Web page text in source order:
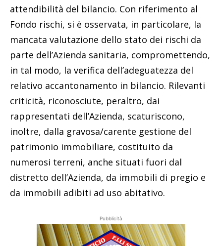
attendibilità del bilancio. Con riferimento al
Fondo rischi, si è osservata, in particolare, la
mancata valutazione dello stato dei rischi da
parte dell’Azienda sanitaria, compromettendo,
in tal modo, la verifica dell’adeguatezza del
relativo accantonamento in bilancio. Rilevanti
criticità, riconosciute, peraltro, dai
rappresentati dell’Azienda, scaturiscono,
inoltre, dalla gravosa/carente gestione del
patrimonio immobiliare, costituito da
numerosi terreni, anche situati fuori dal
distretto dell’Azienda, da immobili di pregio e
da immobili adibiti ad uso abitativo.
Pubblicità